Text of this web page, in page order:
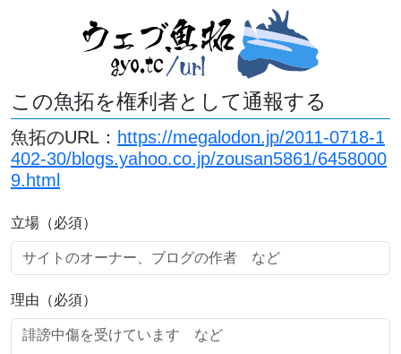
この魚拓を権利者として通報する
魚拓のURL： https://megalodon.jp/2011-0718-1
402-30/blogs.yahoo.co.jp/zousan5861/6458000
9.html
立場（必須）
理由（必須）